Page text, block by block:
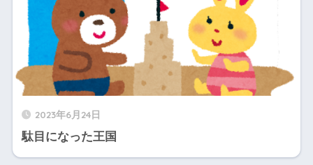
2023年6月24日
駄目になった王国